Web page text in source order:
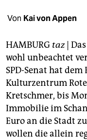
veranstaltungen
fragen & hilfe
unterstützen
abo
genossenschaft
epaper login
Von Kai von Appen
HAMBURG taz|
wohl unbeachtet
SPD-Senat hat
Kulturzentrum
Kretschmer, bis
Immobilie im
Euro an die Stadt
wollen die allein